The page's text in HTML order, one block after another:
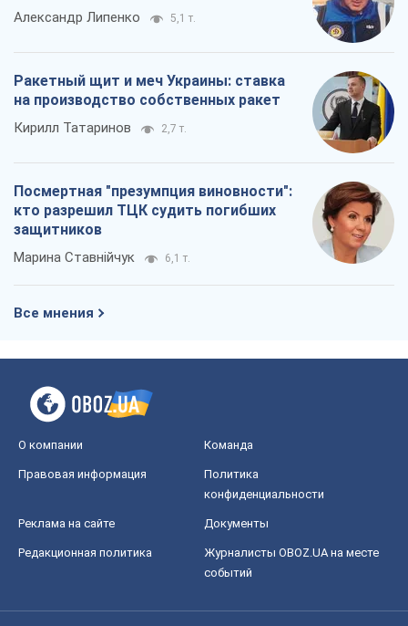
Александр Липенко 5,1 т.
Ракетный щит и меч Украины: ставка
на производство собственных ракет
Кирилл Татаринов 2,7 т.
Посмертная "презумпция виновности":
кто разрешил ТЦК судить погибших
защитников
Марина Ставнійчук 6,1 т.
Все мнения
О компании Команда
Правовая информация
Политика
конфиденциальности
Реклама на сайте Документы
Редакционная политика
Журналисты OBOZ.UA на месте
событий